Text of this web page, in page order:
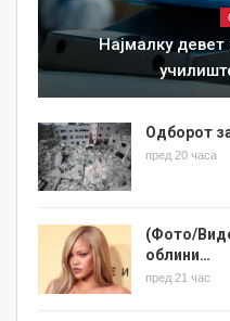
Најмалку
Одборот
пред 20 часа
(Фото/
облини…
пред 21 час